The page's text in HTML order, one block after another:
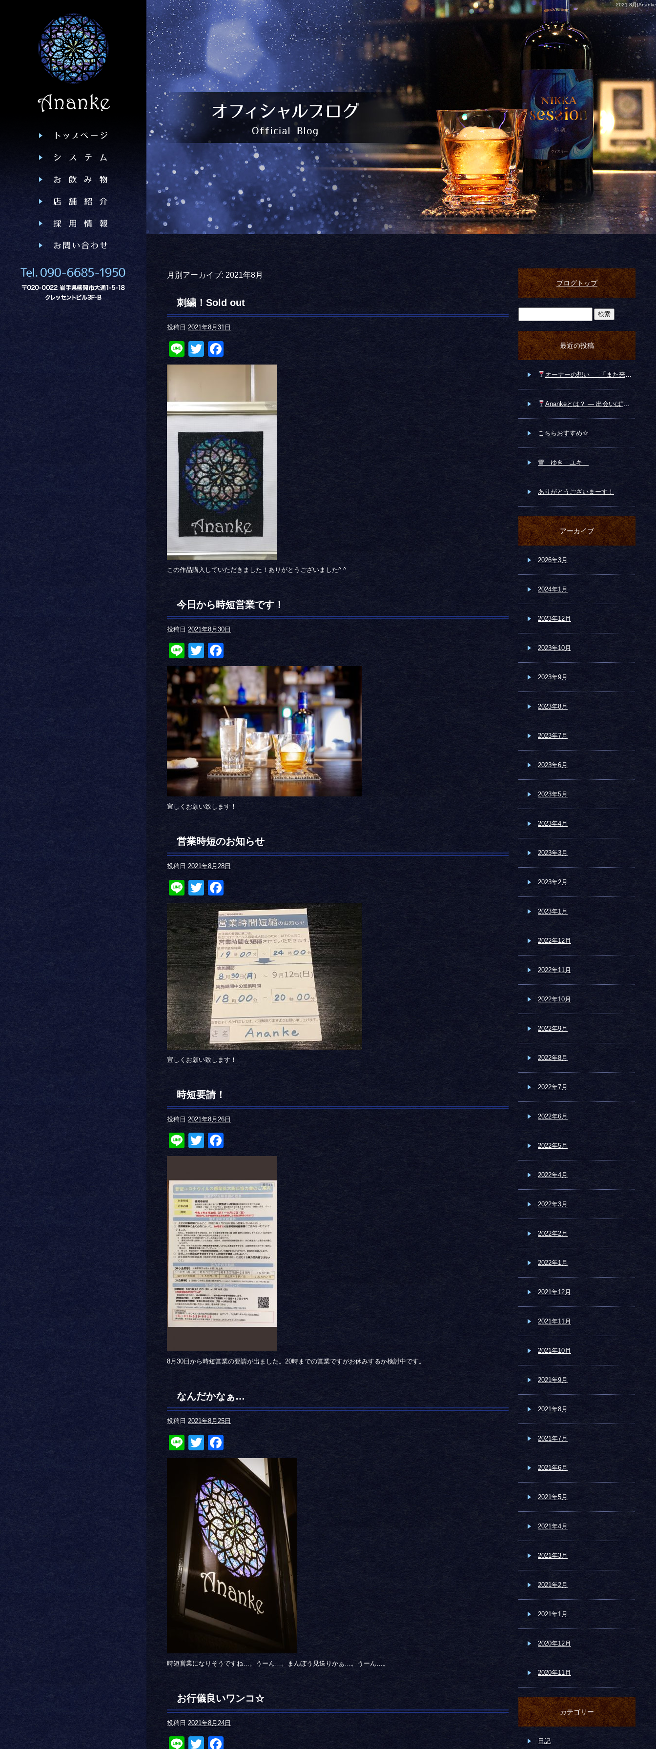
2021 8月|Ananke
月別アーカイブ: 2021年8月
刺繍！Sold out
投稿日 2021年8月31日
LineTwitter
この作品購入していただきました！ありがとうございました^ ^
今日から時短営業です！
投稿日 2021年8月30日
LineTwitterFacebook
宜しくお願い致します！
営業時短のお知らせ
投稿日 2021年8月28日
LineTwitter
Facebook
宜しくお願い致します！
時短要請！
投稿日 2021年8月26日
LineTwitterFacebook
8月30日から時短営業の要請が出ました。20時までの営業ですがお休みするか検討中です。
なんだかなぁ…
投稿日 2021年8月25日
LineTwitterFacebook
時短営業になりそうですね…。うーん…。まんぼう見送りかぁ…。うーん…。
お行儀良いワンコ☆
投稿日 2021年8月24日
LineTwitterFacebook
ブログトップ
最近の投稿
オーナーの想い ― 「また来たい」と思っていただける場所へ ―
Anankeとは？ ― 出会いは“運命”から始まる ―
こちらおすすめ☆
雪 ゆき ユキ
ありがとうございまーす！
アーカイブ
2026年3月
2024年1月
2023年12月
2023年10月
2023年9月
2023年8月
2023年7月
2023年6月
2023年5月
2023年4月
2023年3月
2023年2月
2023年1月
2022年12月
2022年11月
2022年10月
2022年9月
2022年8月
2022年7月
2022年6月
2022年5月
2022年4月
2022年3月
2022年2月
2022年1月
2021年12月
2021年11月
2021年10月
2021年9月
2021年8月
2021年7月
2021年6月
2021年5月
2021年4月
2021年3月
2021年2月
2021年1月
2020年12月
2020年11月
カテゴリー
日記